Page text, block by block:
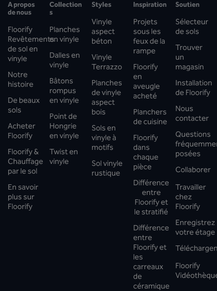
A propos
de nous
Floorify
Revêtements
de sol en
vinyle
Notre
histoire
De beaux
sols
Acheter
Floorify
Floorify &
Chauffage
par le sol
En savoir
plus sur
Floorify
Collection
s
Planches
en vinyle
Dalles en
vinyle
Bâtons
rompus
en vinyle
Point de
Hongrie
en vinyle
Twist en
vinyle
Styles
Vinyle
aspect
béton
Vinyle
Terrazzo
Planches
de vinyle
aspect
bois
Sols en
vinyle à
motifs
Sol vinyle
rustique
Inspiration
Projets
sous les
feux de la
rampe
Floorify
en
aveugle
acheté
Planchers
de cuisine
Floorify
dans
chaque
pièce
Différence
entre
Floorify et
le stratifié
Différence
entre
Floorify et
les
carreaux
de
céramique
Soutien
Sélecteur
de sols
Trouver
un
magasin
Installation
de Floorify
Nous
contacter
Questions
posées
Collaborer
Travailler
chez
Floorify
Enregistrez
votre étage
Floorify